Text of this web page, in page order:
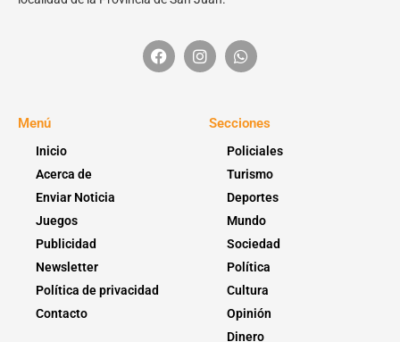
Menú
Inicio
Acerca de
Enviar Noticia
Juegos
Publicidad
Newsletter
Política de privacidad
Contacto
Secciones
Policiales
Turismo
Deportes
Mundo
Sociedad
Política
Cultura
Opinión
Dinero